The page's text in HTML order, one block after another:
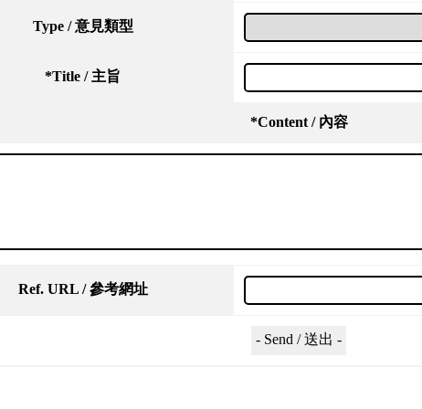
Type / 意見類型
*Title / 主旨
*Content / 內容
Ref. URL / 參考網址